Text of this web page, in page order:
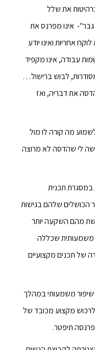
את שלל
גבר"- אינו מפרנס את
אחריות ואינו יודע
עבודה, אינו מקפיד
לבוש ברישול…
את דבריה, ואז
מה קורה לו מול
לי שהדסה לא מרוצה
במסגרת תכנית
הכושלים שלהם בגישות
מהם השקעה יותר
משמעותית שכללה
של תכנים מקצועיים
משמעותי במהלך
לרכוש מקצוע מכובד של
תיפטר.